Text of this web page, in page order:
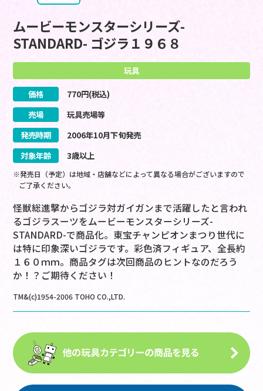
ムービーモンスターシリーズ-
STANDARD- ゴジラ１９６８
玩具
価格 770円(税込)
売場
玩具売場等
発売時期
2006年10月下旬発売
対象年齢
3歳以上
※発売日（予定）は地域・店舗などによって異なる場合がございますので
ご了承ください。
怪獣総進撃からゴジラ対ガイガンまで活躍したと言われ
るゴジラスーツをムービーモンスターシリーズ-
STANDARD-で商品化。東宝チャンピオンまつり世代に
は特に印象深いゴジラです。彩色済フィギュア、全長約
１６０ｍｍ。商品タグは次回商品のヒントなのだろう
か！？ご期待ください！
TM&(c)1954-2006 TOHO CO.,LTD.